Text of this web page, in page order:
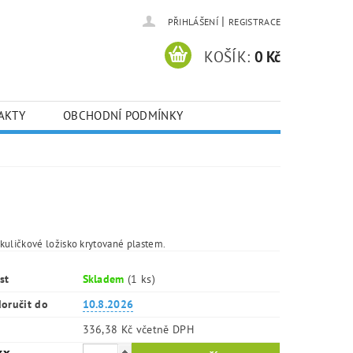
PŘIHLÁŠENÍ | REGISTRACE
KOŠÍK: 0 Kč
OBCHODNÍ PODMÍNKY
ložisko krytované plastem.
Skladem(1 ks)
do
10.8.2026
336,38 Kč včetně DPH